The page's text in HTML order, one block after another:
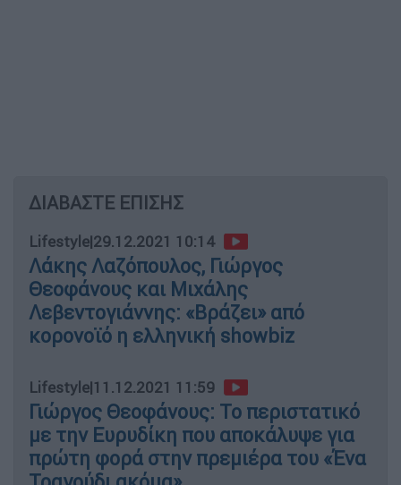
ΔΙΑΒΑΣΤΕ ΕΠΙΣΗΣ
Lifestyle|29.12.2021 10:14
Λάκης Λαζόπουλος, Γιώργος
Θεοφάνους και Μιχάλης
Λεβεντογιάννης: «Βράζει» από
κορονοϊό η ελληνική showbiz
Lifestyle|11.12.2021 11:59
Γιώργος Θεοφάνους: Το περιστατικό
με την Ευρυδίκη που αποκάλυψε για
πρώτη φορά στην πρεμιέρα του «Ένα